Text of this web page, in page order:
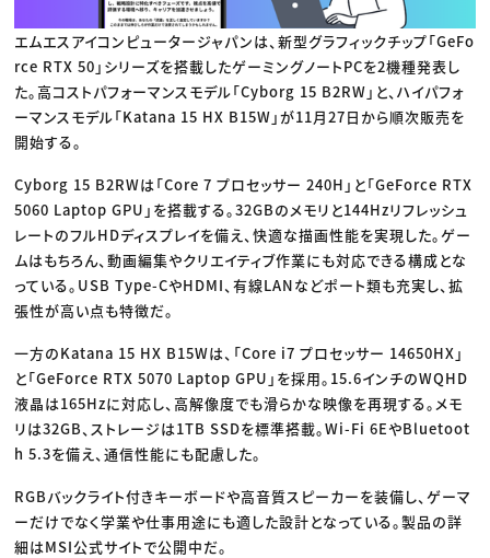
エムエスアイコンピュータージャパンは、新型グラフィックチップ「GeFo
rce RTX 50」シリーズを搭載したゲーミングノートPCを2機種発表し
た。高コストパフォーマンスモデル「Cyborg 15 B2RW」と、ハイパフォ
ーマンスモデル「Katana 15 HX B15W」が11月27日から順次販売を
開始する。
Cyborg 15 B2RWは「Core 7 プロセッサー 240H」と「GeForce RTX
5060 Laptop GPU」を搭載する。32GBのメモリと144Hzリフレッシュ
レートのフルHDディスプレイを備え、快適な描画性能を実現した。ゲー
ムはもちろん、動画編集やクリエイティブ作業にも対応できる構成とな
っている。USB Type-CやHDMI、有線LANなどポート類も充実し、拡
張性が高い点も特徴だ。
一方のKatana 15 HX B15Wは、「Core i7 プロセッサー 14650HX」
と「GeForce RTX 5070 Laptop GPU」を採用。15.6インチのWQHD
液晶は165Hzに対応し、高解像度でも滑らかな映像を再現する。メモ
リは32GB、ストレージは1TB SSDを標準搭載。Wi-Fi 6EやBluetoot
h 5.3を備え、通信性能にも配慮した。
RGBバックライト付きキーボードや高音質スピーカーを装備し、ゲーマ
ーだけでなく学業や仕事用途にも適した設計となっている。製品の詳
細はMSI公式サイトで公開中だ。